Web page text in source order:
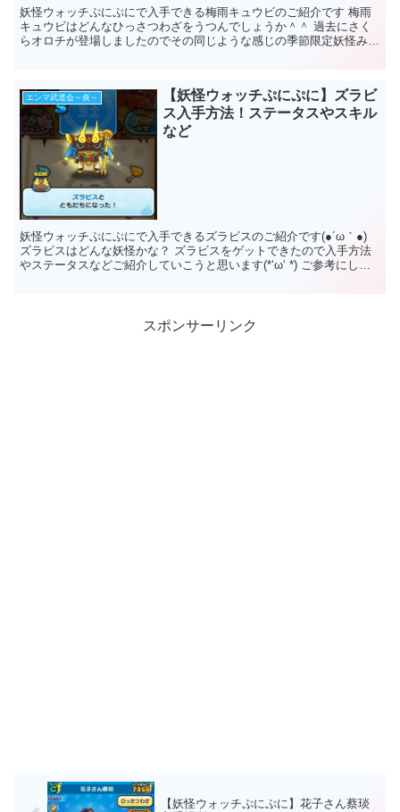
妖怪ウォッチぷにぷにで入手できる梅雨キュウビのご紹介です 梅雨
キュウビはどんなひっさつわざをうつんでしょうか＾＾ 過去にさく
らオロチが登場しましたのでその同じような感じの季節限定妖怪みた
エンマ武道会～炎～
【妖怪ウォッチぷにぷに】ズラビ
ス入手方法！ステータスやスキル
など
妖怪ウォッチぷにぷにで入手できるズラビスのご紹介です(●´ω｀●)
ズラビスはどんな妖怪かな？ ズラビスをゲットできたので入手方法
やステータスなどご紹介していこうと思います(*‘ω‘ *) ご参考にして
スポンサーリンク
【妖怪ウォッチぷにぷに】花子さん蔡琰